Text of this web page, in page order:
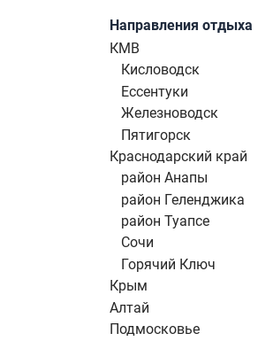
Направления отдыха
КМВ
Кисловодск
Ессентуки
Железноводск
Пятигорск
Краснодарский край
район Анапы
район Геленджика
район Туапсе
Сочи
Горячий Ключ
Крым
Алтай
Подмосковье